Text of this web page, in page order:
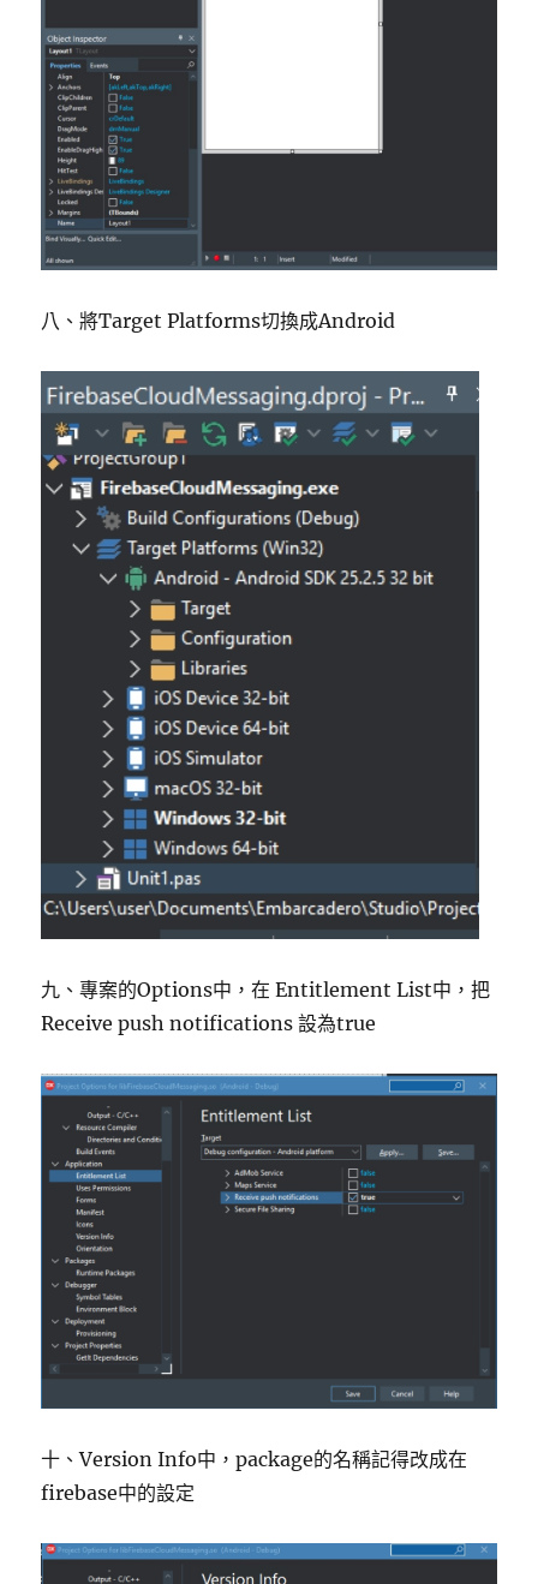
八、將Target Platforms切換成Android
九、專案的Options中，在 Entitlement List中，把
Receive push notifications 設為true
十、Version Info中，package的名稱記得改成在
firebase中的設定